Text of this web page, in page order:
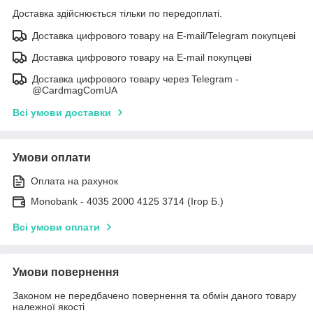
Доставка здійснюється тільки по передоплаті.
Доставка цифрового товару на E-mail/Telegram покупцеві
Доставка цифрового товару на E-mail покупцеві
Доставка цифрового товару через Telegram -
@CardmagComUA
Всі умови доставки
Умови оплати
Оплата на рахунок
Monobank - 4035 2000 4125 3714 (Ігор Б.)
Всі умови оплати
Умови повернення
Законом не передбачено повернення та обмін даного товару
належної якості